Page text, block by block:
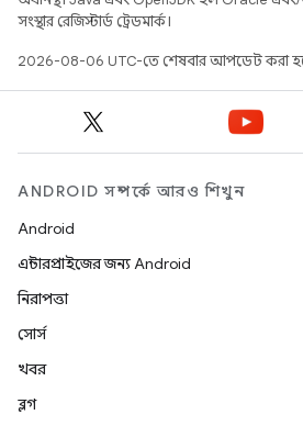
সংস্থার রেজিস্টার্ড ট্রেডমার্ক।
2026-08-06 UTC-তে শেষবার আপডেট করা
ANDROID সম্পর্কে আরও শিখুন
Android
এন্টারপ্রাইজের জন্য Android
নিরাপত্তা
সোর্স
খবর
ব্লগ